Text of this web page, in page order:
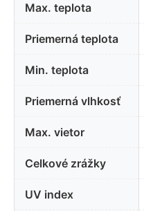
Max. teplota
Priemerná teplota
Min. teplota
Priemerná vlhkosť
Max. vietor
Celkové zrážky
UV index